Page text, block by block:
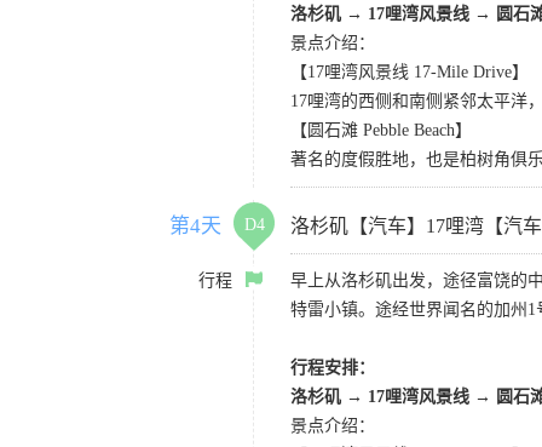
洛杉矶 → 17哩湾风景线 → 圆石
景点介绍：
【17哩湾风景线 17-Mile Drive】
17哩湾的西侧和南侧紧邻太平洋
【圆石滩 Pebble Beach】
著名的度假胜地，也是柏树角俱
第4天 D4 洛杉矶【汽车】17哩湾【汽
行程
早上从洛杉矶出发，途径富饶的
特雷小镇。途经世界闻名的加州
行程安排：
洛杉矶 → 17哩湾风景线 → 圆石
景点介绍：